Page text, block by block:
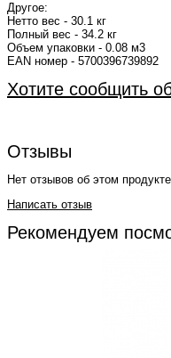
Другое:
Нетто вес - 30.1 кг
Полный вес - 34.2 кг
Объем упаковки - 0.08 м3
EAN номер - 5700396739892
Хотите сообщить
Отзывы
Нет отзывов об этом продукте
Написать отзыв
Рекомендуем